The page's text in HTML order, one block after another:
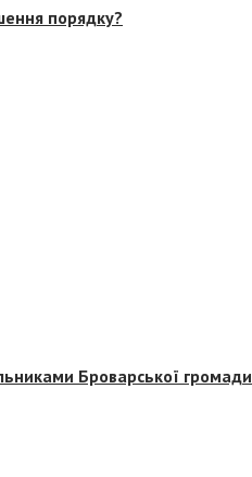
порядку?
Броварської громади